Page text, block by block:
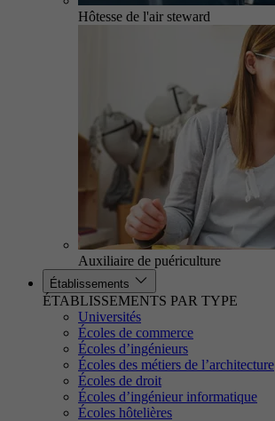
Hôtesse de l'air steward
Auxiliaire de puériculture
Établissements
ÉTABLISSEMENTS PAR TYPE
Universités
Écoles de commerce
Écoles d’ingénieurs
Écoles des métiers de l’architecture
Écoles de droit
Écoles d’ingénieur informatique
Écoles hôtelières